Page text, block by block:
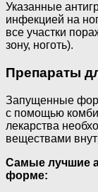
Указанные
инфекцией на
все участки
зону, ноготь).
Препараты
Запущенные
с помощью
лекарства
веществами
Самые лучшие
форме: